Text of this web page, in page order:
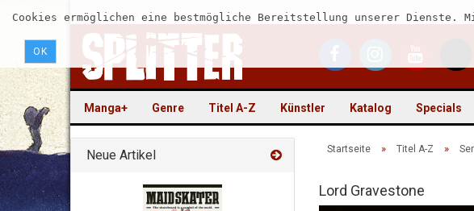
Cookies ermöglichen eine bestmögliche Bereitstellung unserer
OK
Manga+ Genre Titel A-Z Künstler Katalog Specials
Startseite » Titel A-Z »
Lord Gravestone
Neue Artikel